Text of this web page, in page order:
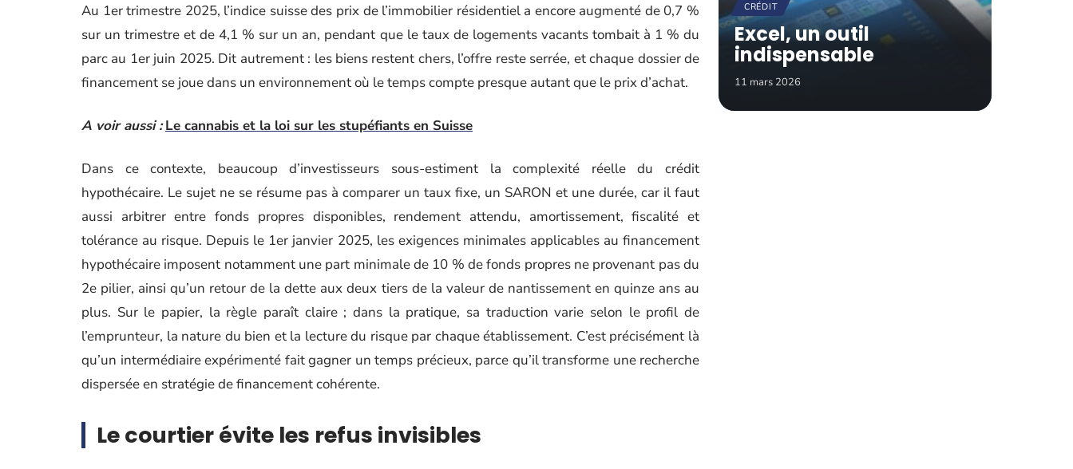
Au 1er trimestre 2025, l’indice suisse des prix de l’immobilier résidentiel a encore augmenté de 0,7 %
sur un trimestre et de 4,1 % sur un an, pendant que le taux de logements vacants tombait à 1 % du
parc au 1er juin 2025. Dit autrement : les biens restent chers, l’offre reste serrée, et chaque dossier de
financement se joue dans un environnement où le temps compte presque autant que le prix d’achat.
A voir aussi : Le cannabis et la loi sur les stupéfiants en Suisse
Dans ce contexte, beaucoup d’investisseurs sous-estiment la complexité réelle du crédit
hypothécaire. Le sujet ne se résume pas à comparer un taux fixe, un SARON et une durée, car il faut
aussi arbitrer entre fonds propres disponibles, rendement attendu, amortissement, fiscalité et
tolérance au risque. Depuis le 1er janvier 2025, les exigences minimales applicables au financement
hypothécaire imposent notamment une part minimale de 10 % de fonds propres ne provenant pas du
2e pilier, ainsi qu’un retour de la dette aux deux tiers de la valeur de nantissement en quinze ans au
plus. Sur le papier, la règle paraît claire ; dans la pratique, sa traduction varie selon le profil de
l’emprunteur, la nature du bien et la lecture du risque par chaque établissement. C’est précisément là
qu’un intermédiaire expérimenté fait gagner un temps précieux, parce qu’il transforme une recherche
dispersée en stratégie de financement cohérente.
Le courtier évite les refus invisibles
CRÉDIT
Excel, un outil
indispensable
11 mars 2026